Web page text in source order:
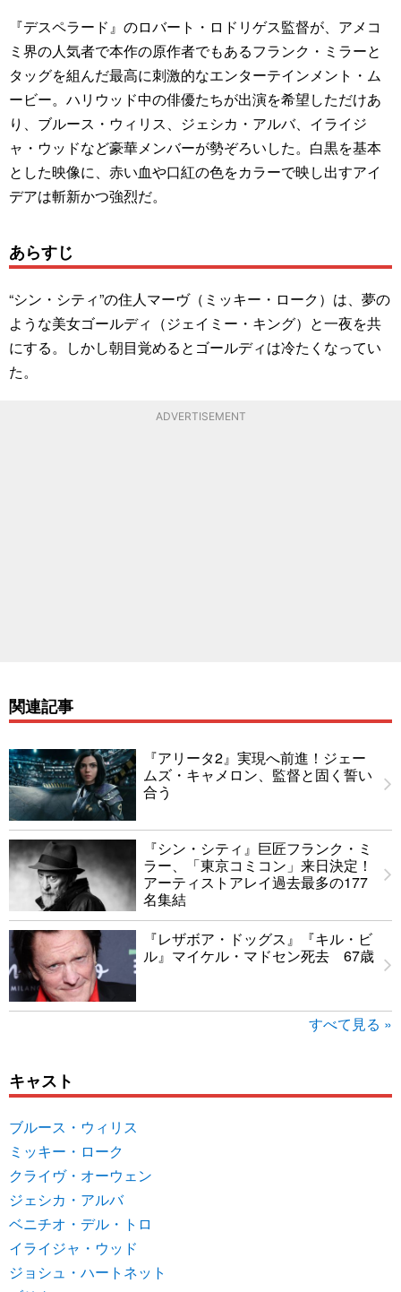
『デスペラード』のロバート・ロドリゲス監督が、アメコ
ミ界の人気者で本作の原作者でもあるフランク・ミラーと
タッグを組んだ最高に刺激的なエンターテインメント・ム
ービー。ハリウッド中の俳優たちが出演を希望しただけあ
り、ブルース・ウィリス、ジェシカ・アルバ、イライジ
ャ・ウッドなど豪華メンバーが勢ぞろいした。白黒を基本
とした映像に、赤い血や口紅の色をカラーで映し出すアイ
デアは斬新かつ強烈だ。
あらすじ
“シン・シティ”の住人マーヴ（ミッキー・ローク）は、夢の
ような美女ゴールディ（ジェイミー・キング）と一夜を共
にする。しかし朝目覚めるとゴールディは冷たくなってい
た。
ADVERTISEMENT
関連記事
『アリータ2』実現へ前進！ジェー
ムズ・キャメロン、監督と固く誓い
合う
『シン・シティ』巨匠フランク・ミ
ラー、「東京コミコン」来日決定！
アーティストアレイ過去最多の177
名集結
『レザボア・ドッグス』『キル・ビ
ル』マイケル・マドセン死去 67歳
すべて見る »
キャスト
ブルース・ウィリス
ミッキー・ローク
クライヴ・オーウェン
ジェシカ・アルバ
ベニチオ・デル・トロ
イライジャ・ウッド
ジョシュ・ハートネット